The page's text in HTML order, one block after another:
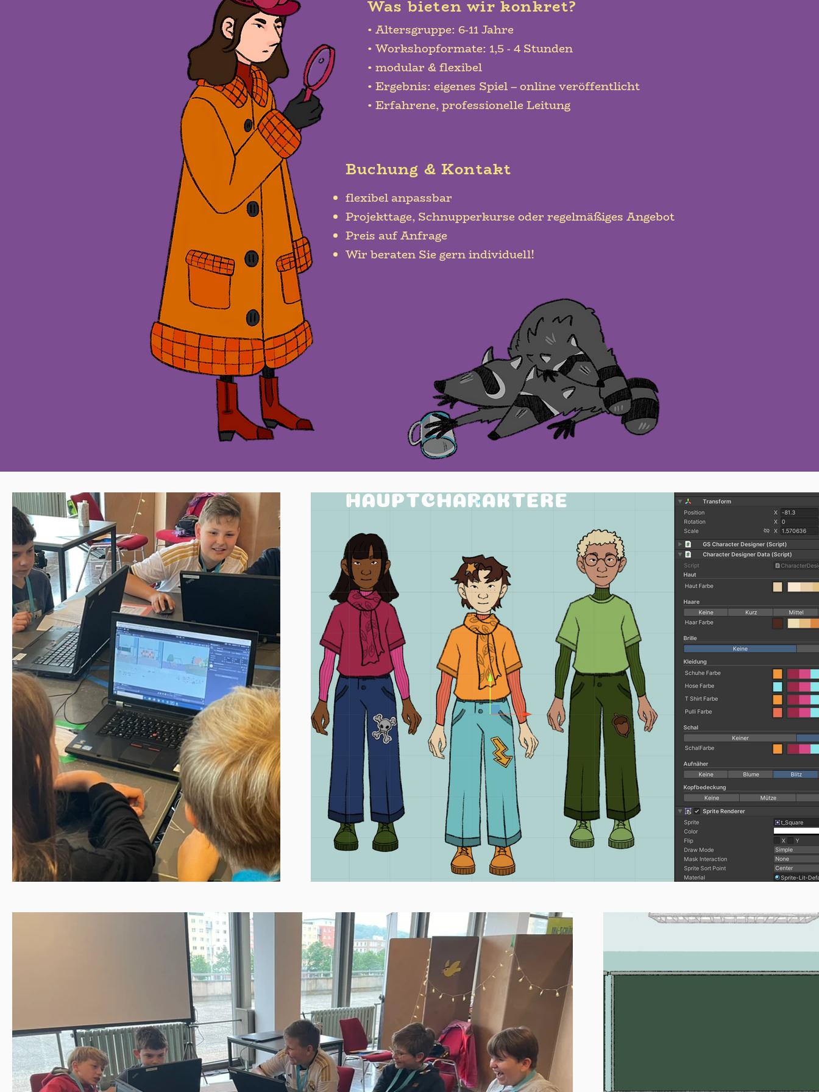
Was bieten wir konkret?
• Altersgruppe: 6-11 Jahre
• Workshopformate: 1,5 - 4 Stunden
• modular & flexibel
• Ergebnis: eigenes Spiel – online veröffentlicht
• Erfahrene, professionelle Leitung
Buchung & Kontakt
flexibel anpassbar
Projekttage, Schnupperkurse oder regelmäßiges Angebot
Preis auf Anfrage
Wir beraten Sie gern individuell!